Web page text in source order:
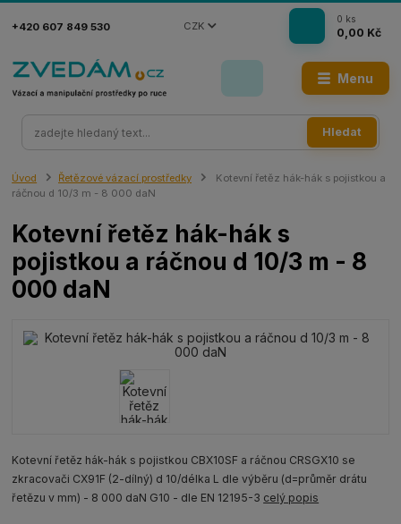
Menu
CZK
Hledat
+420 607 849 530
0 ks
0,00 Kč
Úvod Řetězové vázací prostředky
Kotevní řetěz hák-hák s pojistkou a
ráčnou d 10/3 m - 8 000 daN
Kotevní řetěz hák-hák s
pojistkou a ráčnou d 10/3 m - 8
000 daN
Kotevní řetěz hák-hák s pojistkou CBX10SF a ráčnou CRSGX10 se
zkracovači CX91F (2-dílný) d 10/délka L dle výběru (d=průměr drátu
řetězu v mm) - 8 000 daN G10 - dle EN 12195-3 celý popis